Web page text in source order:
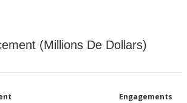
(Millions De Dollars)
Engagements